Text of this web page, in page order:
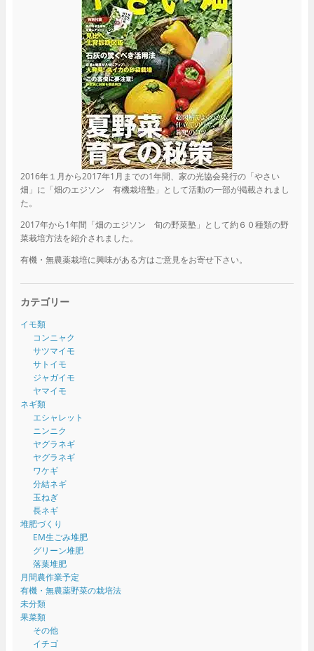
2016年１月から2017年1月までの1年間、家の光協会発行の「やさい
畑」に「畑のエジソン 有機栽培塾」として活動の一部が掲載されまし
た。
2017年から1年間「畑のエジソン 旬の野菜塾」として約６０種類の野
菜栽培方法を紹介されました。
有機・無農薬栽培に興味がある方はご意見をお寄せ下さい。
カテゴリー
イモ類
コンニャク
サツマイモ
サトイモ
ジャガイモ
ヤマイモ
ネギ類
エシャレット
ニンニク
ヤグラネギ
ヤグラネギ
ワケギ
分結ネギ
玉ねぎ
長ネギ
堆肥づくり
EM生ごみ堆肥
グリーン堆肥
落葉堆肥
月間農作業予定
有機・無農薬野菜の栽培法
未分類
果菜類
その他
イチゴ